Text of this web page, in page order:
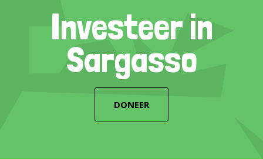
Investeer in
Sargasso
DONEER